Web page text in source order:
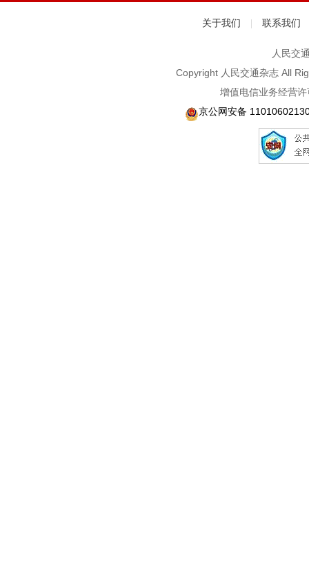
关于我们 联系我们
人民交
Copyright 人民交通杂志 All
增值电信业务经营
京公网安备